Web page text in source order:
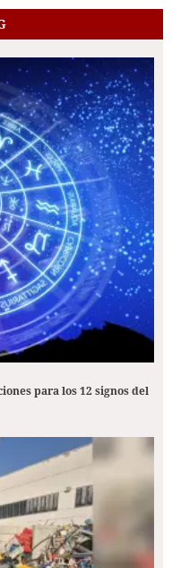
para los 12 signos del